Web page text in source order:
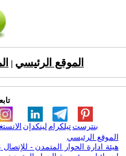
الموقع الرئيسي
لينكدإن تيلكرامبنترست
الموقع الرئيسي
هيئة ادارة الحوار المتمدن - للإتصال